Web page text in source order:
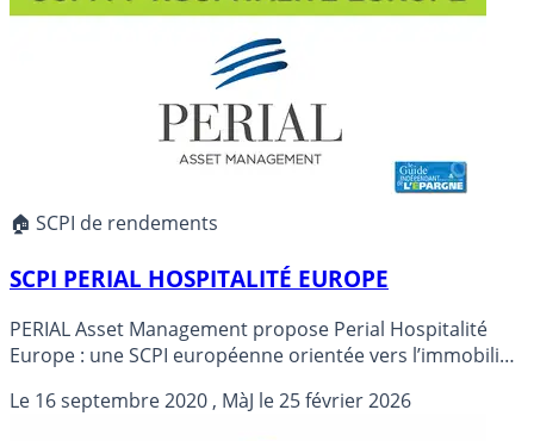
🏠 SCPI de rendements
SCPI PERIAL HOSPITALITÉ EUROPE
PERIAL Asset Management propose Perial Hospitalité
Europe : une SCPI européenne orientée vers l’immobilier
5% la première année. PERIAL HOSPITALITÉ EUROPE,
Le 16 septembre 2020 , MàJ le25 février 2026